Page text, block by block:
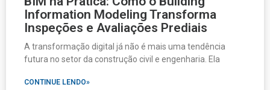
Information Modeling Transforma
Inspeções e Avaliações Prediais
A transformação digital já não é mais uma tendência
futura no setor da construção civil e engenharia. Ela
CONTINUE LENDO»